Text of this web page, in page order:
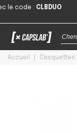
:CLBDUO
Accueil Casquettes